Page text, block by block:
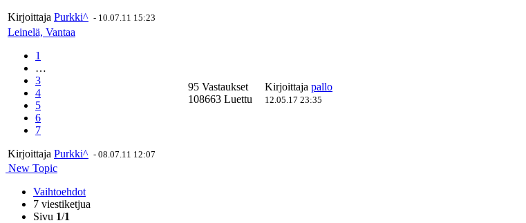
Kirjoittaja Purkki^ - 10.07.11 15:23
Leinelä, Vantaa
1
…
3
4
5
6
7
Kirjoittaja Purkki^ - 08.07.11 12:07
95 Vastaukset
108663 Luettu
Kirjoittaja pallo
12.05.17 23:35
New Topic
Vaihtoehdot
7 viestiketjua
Sivu 1/1